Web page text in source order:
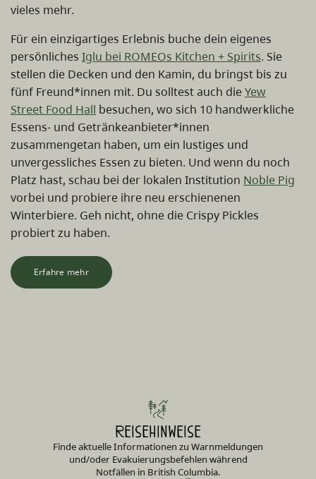
vieles mehr.
Für ein einzigartiges Erlebnis buche dein eigenes
persönliches Iglu bei ROMEOs Kitchen + Spirits. Sie
stellen die Decken und den Kamin, du bringst bis zu
fünf Freund*innen mit. Du solltest auch dieYew
Street Food Hall besuchen, wo sich 10 handwerkliche
Essens- und Getränkeanbieter*innen
zusammengetan haben, um ein lustiges und
unvergessliches Essen zu bieten. Und wenn du noch
Platz hast, schau bei der lokalen Institution Noble Pig
vorbei und probiere ihre neu erschienenen
Winterbiere. Geh nicht, ohne die Crispy Pickles
probiert zu haben.
Erfahre mehr
Reisehinweise
Finde aktuelle Informationen zu Warnmeldungen
und/oder Evakuierungsbefehlen während
Notfällen in British Columbia.